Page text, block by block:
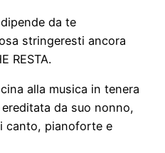
da te
stringeresti ancora
RESTA.
alla musica in tenera
da suo nonno,
canto, pianoforte e